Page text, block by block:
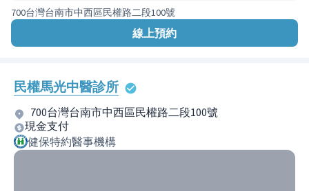
700台灣台南市中西區民權路二段100號
線上預約
民權馬光中醫診所
700台灣台南市中西區民權路二段100號
現金支付
健保特約醫事機構